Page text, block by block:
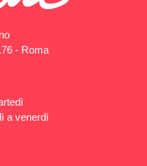
- Roma
a venerdì